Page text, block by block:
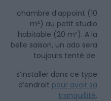
chambre d’appoint (10
m²) au petit studio
habitable (20 m²). A la
belle saison, un ado sera
toujours tenté de
s’installer dans ce type
d’endroit pour avoir sa
tranquillité.